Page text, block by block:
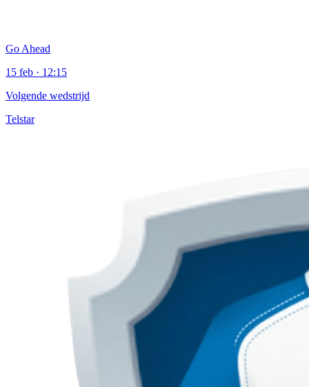
Go Ahead
15 feb · 12:15
Volgende wedstrijd
Telstar